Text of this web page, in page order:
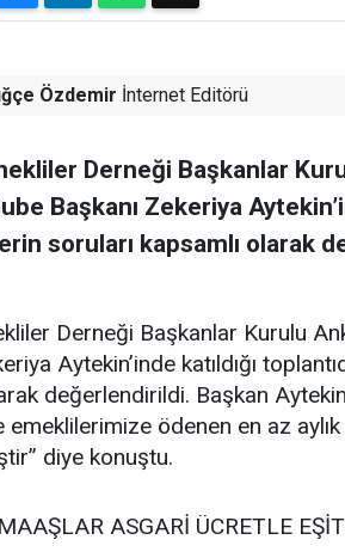
Özdemir İnternet Editörü
Derneği Başkanlar
Başkanı Zekeriya
soruları kapsamlı olarak
Derneği Başkanlar Kurulu
Aytekin’inde katıldığı
değerlendirildi. Başkan Aytekin
emeklilerimize ödenen en az
diye konuştu.
ASGARİ ÜCRETLE